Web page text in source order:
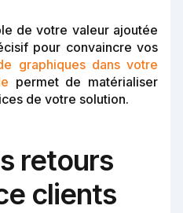
de votre valeur ajoutée
pour convaincre vos
graphiques dans votre
permet de matérialiser
de votre solution.
retours
clients